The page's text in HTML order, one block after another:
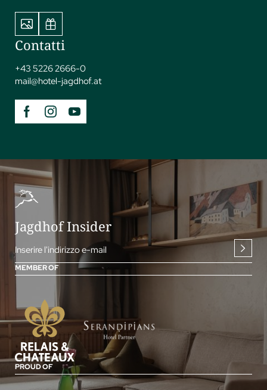
Contatti
+43 5226 2666-0
mail@hotel-jagdhof.at
Jagdhof Insider
Inserire l'indirizzo e-mail
MEMBER OF
PROUD OF